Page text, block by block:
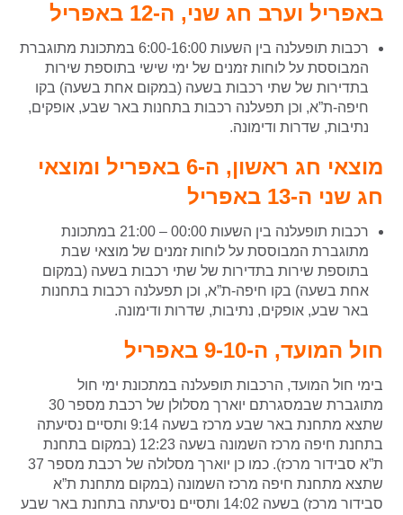
באפריל וערב חג שני, ה-12 באפריל
רכבות תופעלנה בין השעות 6:00-16:00 במתכונת מתוגברת
המבוססת על לוחות זמנים של ימי שישי בתוספת שירות
בתדירות של שתי רכבות בשעה (במקום אחת בשעה) בקו
חיפה-ת”א, וכן תפעלנה רכבות בתחנות באר שבע, אופקים,
נתיבות, שדרות ודימונה.
מוצאי חג ראשון, ה-6 באפריל ומוצאי
חג שני ה-13 באפריל
רכבות תופעלנה בין השעות 00:00 – 21:00 במתכונת
מתוגברת המבוססת על לוחות זמנים של מוצאי שבת
בתוספת שירות בתדירות של שתי רכבות בשעה (במקום
אחת בשעה) בקו חיפה-ת”א, וכן תפעלנה רכבות בתחנות
באר שבע, אופקים, נתיבות, שדרות ודימונה.
חול המועד, ה-9-10 באפריל
בימי חול המועד, הרכבות תופעלנה במתכונת ימי חול
מתוגברת שבמסגרתם יוארך מסלולן של רכבת מספר 30
שתצא מתחנת באר שבע מרכז בשעה 9:14 ותסיים נסיעתה
בתחנת חיפה מרכז השמונה בשעה 12:23 (במקום בתחנת
ת”א סבידור מרכז). כמו כן יוארך מסלולה של רכבת מספר 37
שתצא מתחנת חיפה מרכז השמונה (במקום מתחנת ת”א
סבידור מרכז) בשעה 14:02 ותסיים נסיעתה בתחנת באר שבע